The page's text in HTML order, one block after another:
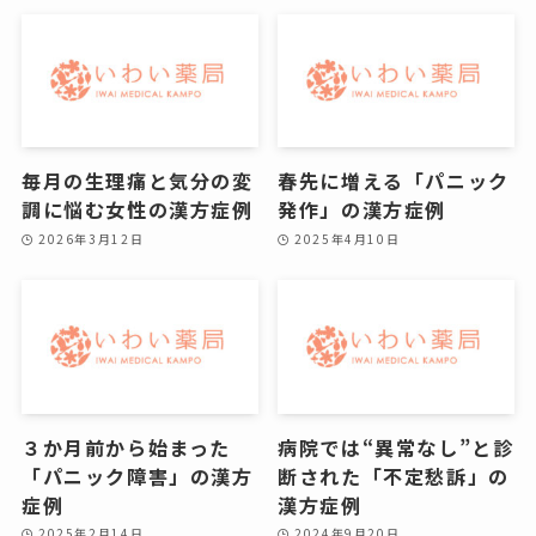
毎月の生理痛と気分の変
調に悩む女性の漢方症例
2026年3月12日
春先に増える「パニック
発作」の漢方症例
2025年4月10日
３か月前から始まった
「パニック障害」の漢方
症例
病院では“異常なし”と診
断された「不定愁訴」の
漢方症例